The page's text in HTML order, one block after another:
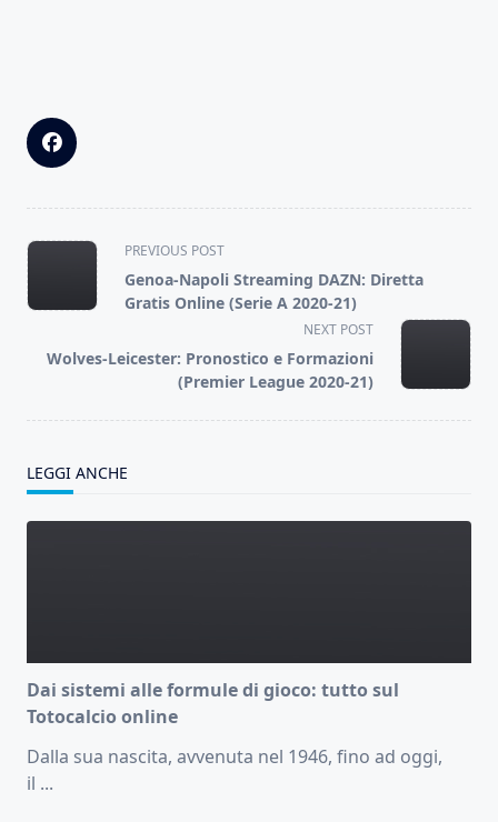
<span
class="nav-
subtitle
reader-
text">Page</span>
PREVIOUS POST
Genoa-Napoli Streaming DAZN: Diretta
Gratis Online (Serie A 2020-21)
NEXT POST
Wolves-Leicester: Pronostico e Formazioni
(Premier League 2020-21)
LEGGI ANCHE
Dai sistemi alle formule di gioco: tutto sul
Totocalcio online
Dalla sua nascita, avvenuta nel 1946, fino ad oggi,
il ...